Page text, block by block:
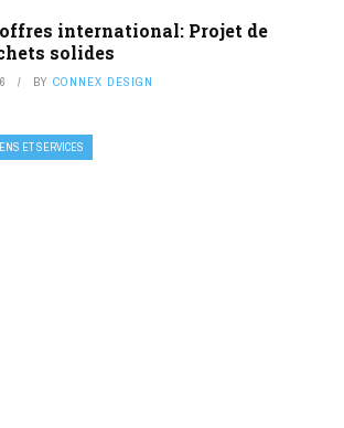
international: Projet de
solides
BY CONNEX DESIGN
ET SERVICES